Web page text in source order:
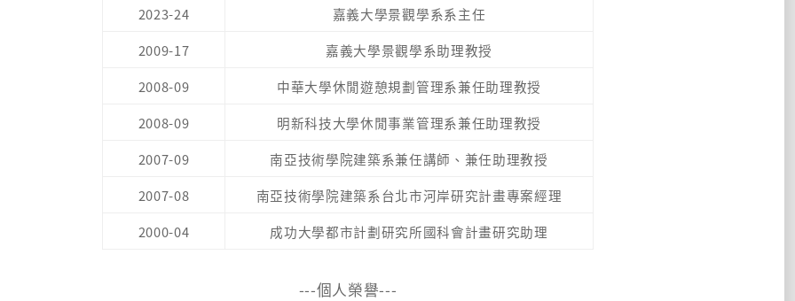
2023-24
嘉義大學景觀學系系主任
2009-17
嘉義大學景觀學系助理教授
2008-09
中華大學休閒遊憩規劃管理系兼任助理教授
2008-09
明新科技大學休閒事業管理系兼任助理教授
2007-09
南亞技術學院建築系兼任講師、兼任助理教授
2007-08
南亞技術學院建築系台北市河岸研究計畫專案經理
2000-04
成功大學都市計劃研究所國科會計畫研究助理
---個人榮譽---